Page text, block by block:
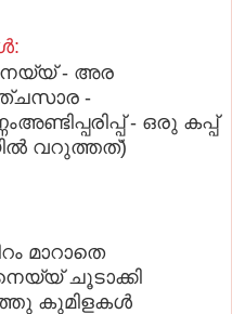
- അര
-
അണ്ടിപ്പരിപ്പ് - ഒരു കപ്പ്
വറുത്തത്)
മാറാതെ
ചൂടാക്കി
കുമിളകള്‍